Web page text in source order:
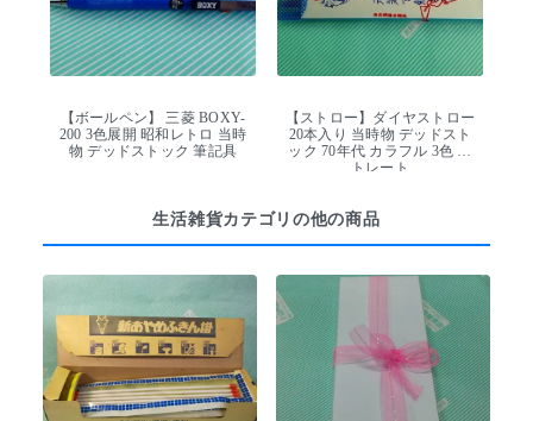
【ボールペン】 三菱 BOXY-
200 3色展開 昭和レトロ 当時
物 デッドストック 筆記具
【ストロー】ダイヤストロー
20本入り 当時物 デッドスト
ック 70年代 カラフル 3色 ス
トレート
生活雑貨カテゴリの他の商品